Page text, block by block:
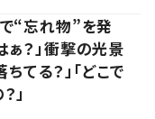
“忘れ物”を発
？」衝撃の光景
ちてる？」「どこで
」